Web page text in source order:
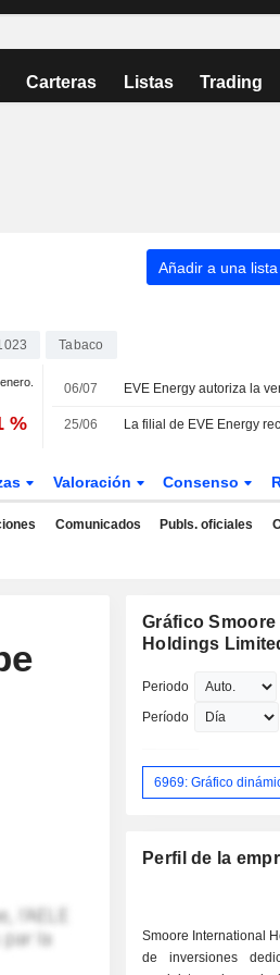
Carteras Listas Trading
Añadir a una lista
Tabaco
%
06/07
25/06
Valoración Consenso
Comunicados Publs. oficiales
Gráfico Smoore
Holdings
Periodo
Período
6969: Gráfico
Perfil de la
Smoore International
de inversiones